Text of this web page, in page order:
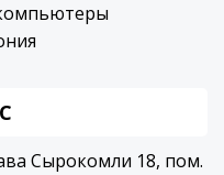
Сырокомли 18, пом.